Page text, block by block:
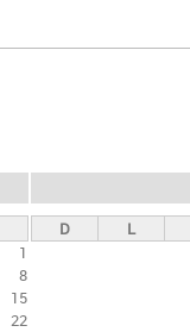
1
8
15
22
D L